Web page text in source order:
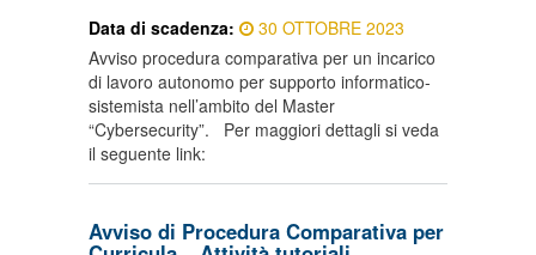
Data di scadenza:
30 OTTOBRE 2023
Avviso procedura comparativa per un incarico
di lavoro autonomo per supporto informatico-
sistemista nell’ambito del Master
“Cybersecurity”. Per maggiori dettagli si veda
il seguente link:
Avviso di Procedura Comparativa per